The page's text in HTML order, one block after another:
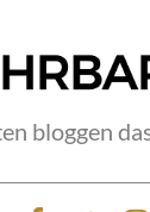
bloggen